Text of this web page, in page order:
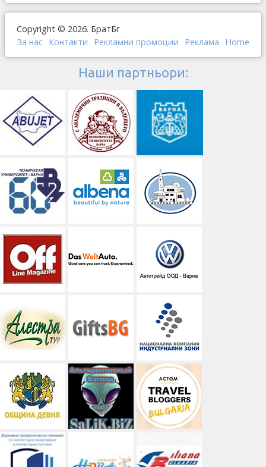
Copyright © 2026. БратБг
За нас Контакти Рекламни промоции Реклама Home
Наши партньори: